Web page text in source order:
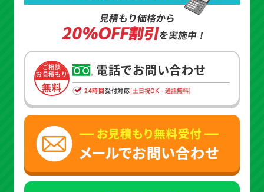
見積もり価格から
20%OFF割引を実施中！
ご相談
お見積もり
無料
電話でお問い合わせ
24時間受付対応[土日祝OK・通話無料]